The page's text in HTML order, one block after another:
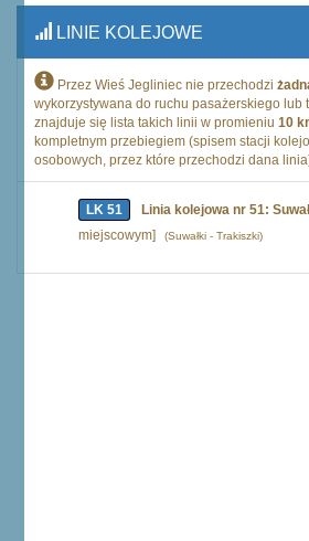
LINIE KOLEJOWE
Przez Wieś Jegliniec nie przechodzi
wykorzystywana do ruchu pasażerskiego lub
znajduje się lista takich linii w promieniu 10
kompletnym przebiegiem (spisem stacji
osobowych, przez które przechodzi dana
LK 51 Linia kolejowa nr 51:
miejscowym]
(Suwałki - Trakiszki)